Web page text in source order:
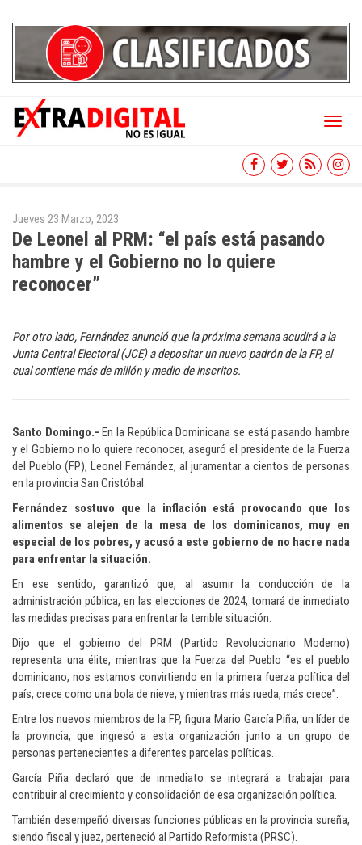
Toggle
Jueves 23 Marzo, 2023
De Leonel al PRM: “el país está pasando
hambre y el Gobierno no lo quiere
reconocer”
Por otro lado, Fernández anunció que la próxima semana acudirá a la
Junta Central Electoral (JCE) a depositar un nuevo padrón de la FP, el
cual contiene más de millón y medio de inscritos.
Santo Domingo.- En la República Dominicana se está pasando hambre
y el Gobierno no lo quiere reconocer, aseguró el presidente de la Fuerza
del Pueblo (FP), Leonel Fernández, al juramentar a cientos de personas
en la provincia San Cristóbal.
Fernández sostuvo que la inflación está provocando que los
alimentos se alejen de la mesa de los dominicanos, muy en
especial de los pobres, y acusó a este gobierno de no hacre nada
para enfrentar la situación.
En ese sentido, garantizó que, al asumir la conducción de la
administración pública, en las elecciones de 2024, tomará de inmediato
las medidas precisas para enfrentar la terrible situación.
Dijo que el gobierno del PRM (Partido Revolucionario Moderno)
representa una élite, mientras que la Fuerza del Pueblo “es el pueblo
dominicano, nos estamos convirtiendo en la primera fuerza política del
país, crece como una bola de nieve, y mientras más rueda, más crece”.
Entre los nuevos miembros de la FP, figura Mario García Piña, un líder de
la provincia, que ingresó a esta organización junto a un grupo de
personas pertenecientes a diferentes parcelas políticas.
García Piña declaró que de inmediato se integrará a trabajar para
contribuir al crecimiento y consolidación de esa organización política.
También desempeñó diversas funciones públicas en la provincia sureña,
siendo fiscal y juez, perteneció al Partido Reformista (PRSC).